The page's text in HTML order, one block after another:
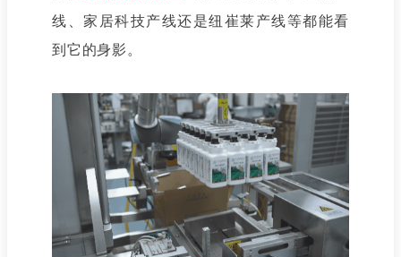
线、家居科技产线还是纽崔莱产线等都能看
到它的身影。